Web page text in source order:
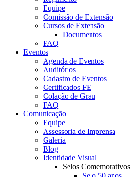
Equipe
Comissão de Extensão
Cursos de Extensão
Documentos
FAQ
Eventos
Agenda de Eventos
Auditórios
Cadastro de Eventos
Certificados FE
Colação de Grau
FAQ
Comunicação
Equipe
Assessoria de Imprensa
Galeria
Blog
Identidade Visual
Selos Comemorativos
Selo 50 anos